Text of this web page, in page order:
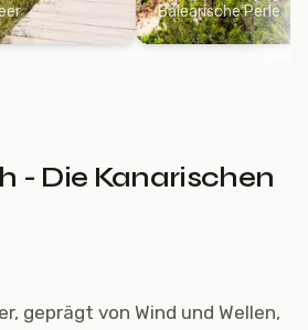
Balearische Perle
- Die Kanarischen
geprägt von Wind und Wellen,